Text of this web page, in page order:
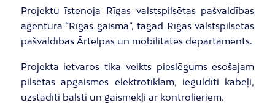
Projektu īstenoja Rīgas valstspilsētas pašvaldības
aģentūra “Rīgas gaisma”, tagad Rīgas valstspilsētas
pašvaldības Ārtelpas un mobilitātes departaments.
Projekta ietvaros tika veikts pieslēgums esošajam
pilsētas apgaismes elektrotīklam, ieguldīti kabeļi,
uzstādīti balsti un gaismekļi ar kontrolieriem.